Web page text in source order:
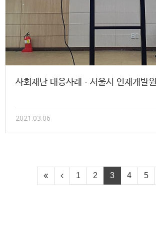
사회재난 대응사례 - 서울시 인재개발
2021.03.06
1 2 3 4 5